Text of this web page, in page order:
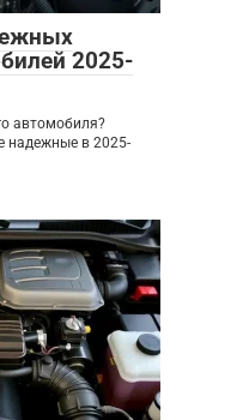
2025-
автомобиля?
надежные в 2025-